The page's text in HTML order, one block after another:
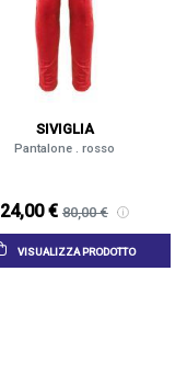
SIVIGLIA
Pantalone . rosso
24,00 € 80,00 €
VISUALIZZA PRODOTTO